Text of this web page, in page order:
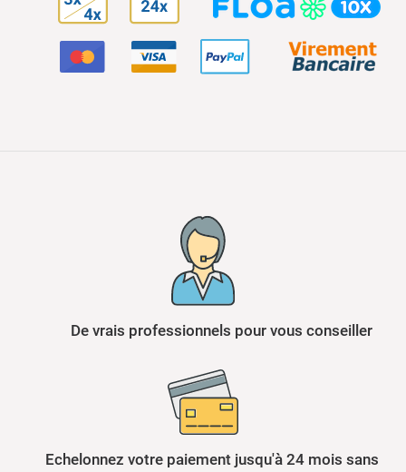
De vrais professionnels pour vous conseiller
Echelonnez votre paiement jusqu'à 24 mois sans